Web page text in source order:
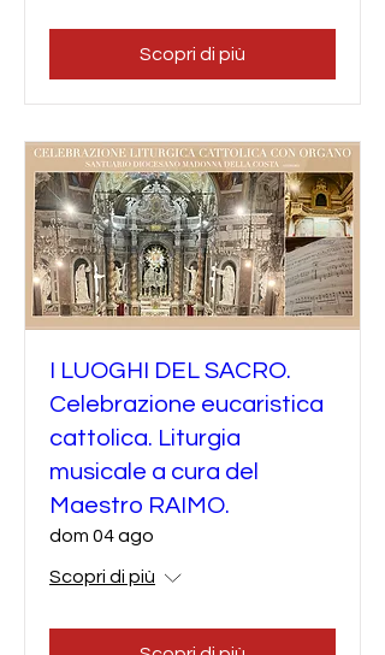
Scopri di più
I LUOGHI DEL SACRO.
Celebrazione eucaristica
cattolica. Liturgia
musicale a cura del
Maestro RAIMO.
dom 04 ago
Scopri di più